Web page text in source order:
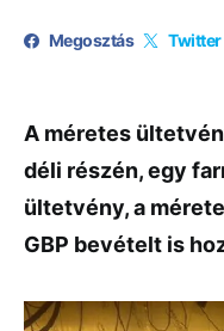
Megosztás Twitter
A méretes
déli részén, egy
ültetvény, a
GBP bevételt is